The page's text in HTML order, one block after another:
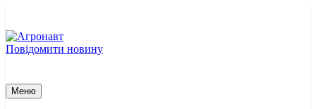
вмісту
Повідомити новину
Меню